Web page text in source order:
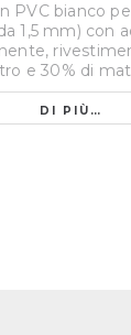
PVC bianco
1,5 mm) con
e 30% di
DI PIÙ…